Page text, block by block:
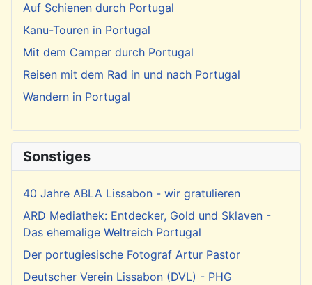
Auf Schienen durch Portugal
Kanu-Touren in Portugal
Mit dem Camper durch Portugal
Reisen mit dem Rad in und nach Portugal
Wandern in Portugal
Sonstiges
40 Jahre ABLA Lissabon - wir gratulieren
ARD Mediathek: Entdecker, Gold und Sklaven -
Das ehemalige Weltreich Portugal
Der portugiesische Fotograf Artur Pastor
Deutscher Verein Lissabon (DVL) - PHG